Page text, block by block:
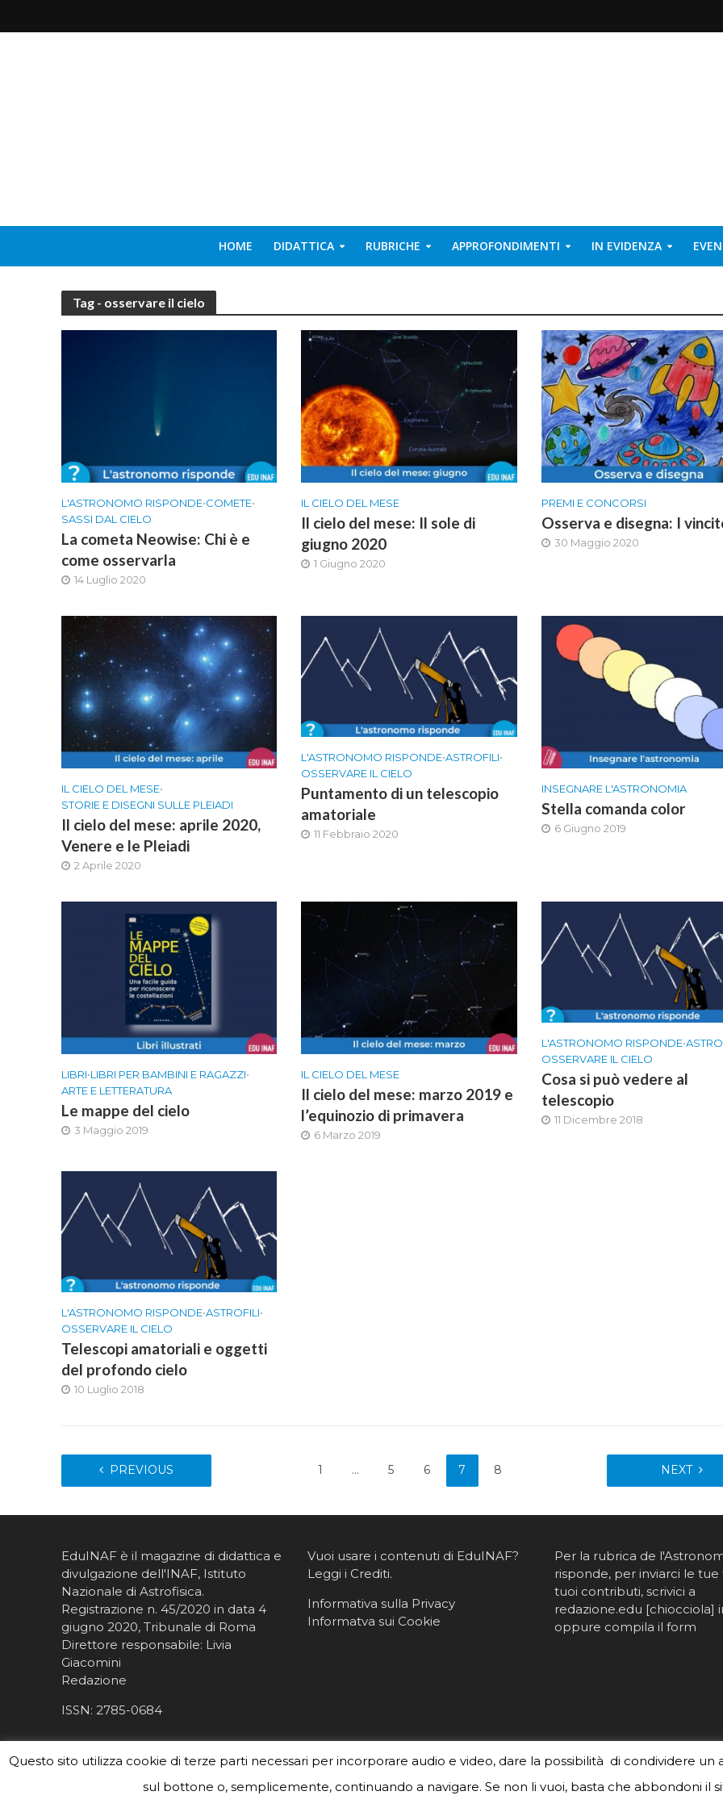
HOME DIDATTICA RUBRICHE APPROFONDIMENTI IN EVIDENZA
Tag - osservare il cielo
L'ASTRONOMO RISPONDE•COMETE•
SASSI DAL CIELO
La cometa Neowise: Chi è e
come osservarla
14 Luglio 2020
IL CIELO DEL MESE
Il cielo del mese: Il sole di
giugno 2020
1 Giugno 2020
PREMI E CONCORSI
Osserva e disegna: I
30 Maggio 2020
IL CIELO DEL MESE•
STORIE E DISEGNI SULLE PLEIADI
Il cielo del mese: aprile 2020,
Venere e le Pleiadi
2 Aprile 2020
L'ASTRONOMO RISPONDE•ASTROFILI•
OSSERVARE IL CIELO
Puntamento di un telescopio
amatoriale
11 Febbraio 2020
INSEGNARE L'ASTRONOMIA
Stella comanda color
6 Giugno 2019
LIBRI•LIBRI PER BAMBINI E RAGAZZI•
ARTE E LETTERATURA
Le mappe del cielo
3 Maggio 2019
IL CIELO DEL MESE
Il cielo del mese: marzo 2019 e
l’equinozio di primavera
6 Marzo 2019
L'ASTRONOMO RISPONDE•
OSSERVARE IL CIELO
Cosa si può vedere al
telescopio
11 Dicembre 2018
L'ASTRONOMO RISPONDE•ASTROFILI•
OSSERVARE IL CIELO
Telescopi amatoriali e oggetti
del profondo cielo
10 Luglio 2018
PREVIOUS 1 … 5 6 7 8 NEXT
EduINAF è il magazine di didattica e
divulgazione dell'INAF, Istituto
Nazionale di Astrofisica.
Registrazione n. 45/2020 in data 4
giugno 2020, Tribunale di Roma
Direttore responsabile: Livia
Giacomini
Redazione
ISSN: 2785-0684
Vuoi usare i contenuti di EduINAF?
Leggi i Crediti.
Informativa sulla Privacy
Informatva sui Cookie
Per la rubrica de
risponde, per inviarci le tue
tuoi contributi, scrivici a
redazione.edu [chiocciola]
oppure compila il form
#eduinaf #inaf #astronomyforabetterworld. Theme created byMeks. Powered by WordPress.
Questo sito utilizza cookie di terze parti necessari per incorporare audio e video, dare la possibilità di condividere
sul bottone o, semplicemente, continuando a navigare. Se non li vuoi, basta che abbondoni il